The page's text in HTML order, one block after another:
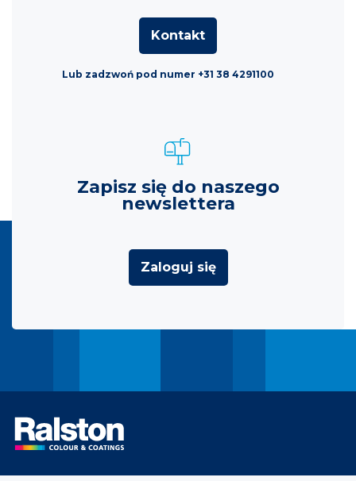
Kontakt
Lub zadzwoń pod numer +31 38 4291100
Zapisz się do naszego
newslettera
Zaloguj się